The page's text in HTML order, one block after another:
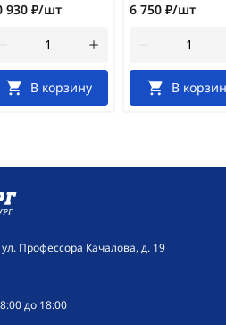
930 ₽/шт
В корзину
6 750 ₽/шт
В
Профессора Качалова, д. 19
до 18:00